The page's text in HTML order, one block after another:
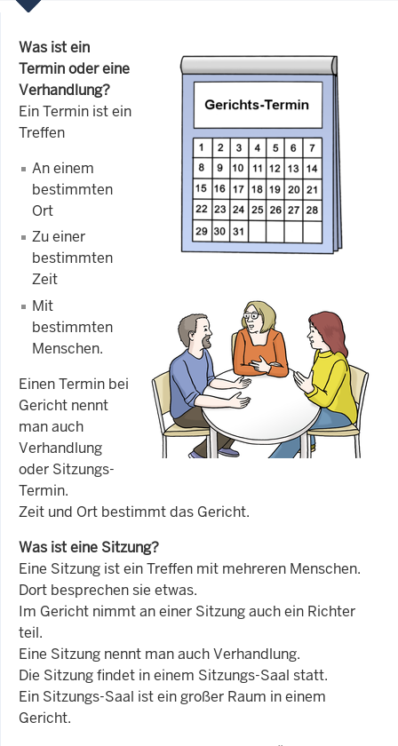
Was ist ein
Termin oder eine
Verhandlung?
Ein Termin ist ein
Treffen
An einem
bestimmten
Ort
Zu einer
bestimmten
Zeit
Mit
bestimmten
Menschen.
Einen Termin bei
Gericht nennt
man auch
Verhandlung
oder Sitzungs-
Termin.
Zeit und Ort bestimmt das Gericht.
Was ist eine Sitzung?
Eine Sitzung ist ein Treffen mit mehreren Menschen.
Dort besprechen sie etwas.
Im Gericht nimmt an einer Sitzung auch ein Richter
teil.
Eine Sitzung nennt man auch Verhandlung.
Die Sitzung findet in einem Sitzungs-Saal statt.
Ein Sitzungs-Saal ist ein großer Raum in einem
Gericht.